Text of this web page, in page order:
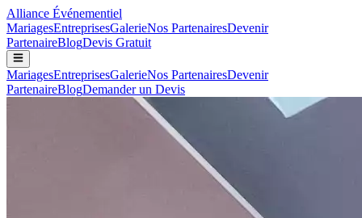
Alliance Événementiel
MariagesEntreprisesGalerieNos PartenairesDevenir
PartenaireBlogDevis Gratuit
MariagesEntreprisesGalerieNos PartenairesDevenir
PartenaireBlogDemander un Devis